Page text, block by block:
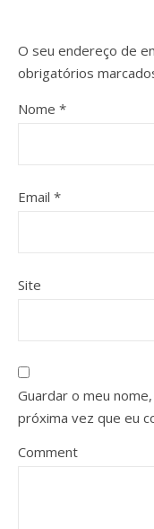
O seu endereço de
obrigatórios
Nome *
Email *
Site
Guardar o meu
próxima vez que eu
Comment